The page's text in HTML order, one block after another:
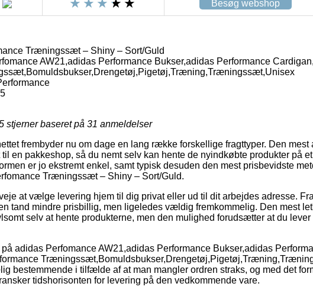
Besøg webshop
Træningssæt – Shiny – Sort/Guld
AW21,adidas Performance Bukser,adidas Performance
stjerner baseret på 31 anmeldelser
frembyder nu om dage en lang række forskellige fragttyper. Den mest
en pakkeshop, så du nemt selv kan hente de nyindkøbte produkter på
er jo ekstremt enkel, samt typisk desuden den mest prisbevidste
Træningssæt – Shiny – Sort/Guld.
at vælge levering hjem til dig privat eller ud til dit arbejdes adresse.
tand mindre prisbillig, men ligeledes vældig fremkommelig. Den mest
selv at hente produkterne, men den mulighed forudsætter at du
adidas Perfomance AW21,adidas Performance Bukser,adidas
bestemmende i tilfælde af at man mangler ordren straks, og med det
tidshorisonten for levering på den vedkommende vare.